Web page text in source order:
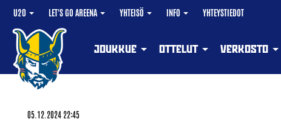
U20 LET'S GO AREENA YHTEISÖ INFO YHTEYSTIEDOT
JOUKKUE OTTELUT VERKOSTO
05.12.2024 22:45